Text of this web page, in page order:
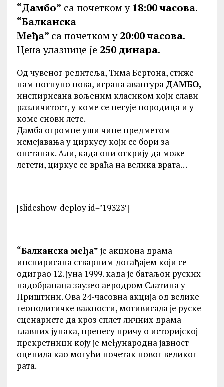
“Дамбо” са почетком у18:00 часова.
“Балканска
Међа” са почетком у20:00 часова.
Цена улазнице је 250 динара.
Од чувеног редитеља, Тима Бертона, стиже
нам потпуно нова, играна авантура ДАМБО,
инспирисана вољеним класиком који слави
различитост, у коме се негује породица и у
коме снови лете.
Дамба огромне уши чине предметом
исмејавања у циркусу који се бори за
опстанак. Али, када они открију да може
летети, циркус се враћа на велика врата…
[slideshow_deploy id=’19323′]
“Балканска међа” је акциона драма
инспирисана стварним догађајем који се
одиграо 12. јуна 1999. када је батаљон руских
падобранаца заузео аеродром Слатина у
Приштини. Ова 24-часовна акција од велике
геополитичке важности, мотивисала је руске
сценаристе да кроз сплет личних драма
главних јунака, пренесу причу о историјској
прекретници коју је међународна јавност
оценила као могући почетак новог великог
рата.